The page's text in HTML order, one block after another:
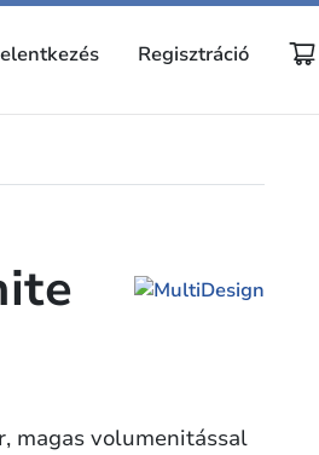
Regisztráció
magas volumenitással